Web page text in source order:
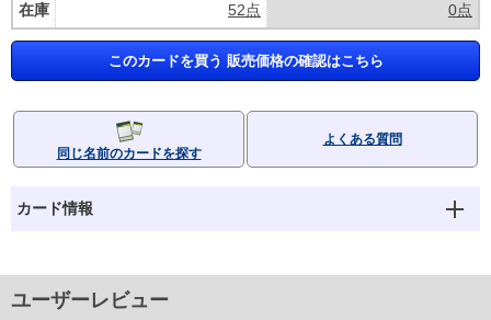
在庫
52点 0点
このカードを買う 販売価格の確認はこちら
同じ名前のカードを探す
よくある質問
カード情報
ユーザーレビュー